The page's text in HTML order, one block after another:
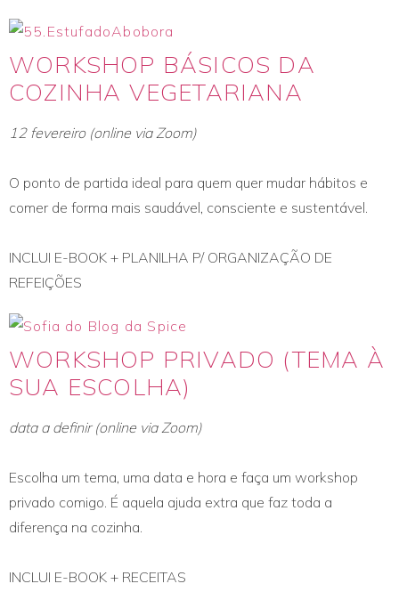
WORKSHOP BÁSICOS DA
COZINHA VEGETARIANA
12 fevereiro (online via Zoom)
O ponto de partida ideal para quem quer mudar hábitos e
comer de forma mais saudável, consciente e sustentável.
INCLUI E-BOOK + PLANILHA P/ ORGANIZAÇÃO DE
REFEIÇÕES
WORKSHOP PRIVADO (TEMA À
SUA ESCOLHA)
data a definir (online via Zoom)
Escolha um tema, uma data e hora e faça um workshop
privado comigo. É aquela ajuda extra que faz toda a
diferença na cozinha.
INCLUI E-BOOK + RECEITAS